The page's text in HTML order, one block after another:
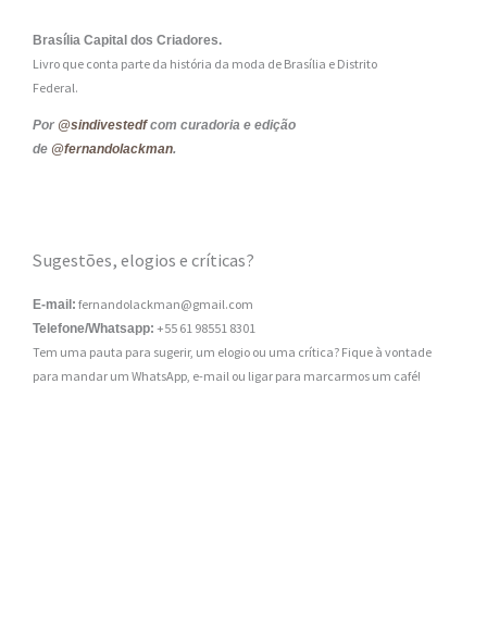
Brasília Capital dos Criadores.
Livro que conta parte da história da moda de Brasília e Distrito
Federal.
Por @sindivestedfcom curadoria e edição
de @fernandolackman.
Sugestões, elogios e críticas?
E-mail: fernandolackman@gmail.com
Telefone/Whatsapp: +55 61 98551 8301
Tem uma pauta para sugerir, um elogio ou uma crítica? Fique à vontade
para mandar um WhatsApp, e-mail ou ligar para marcarmos um café!